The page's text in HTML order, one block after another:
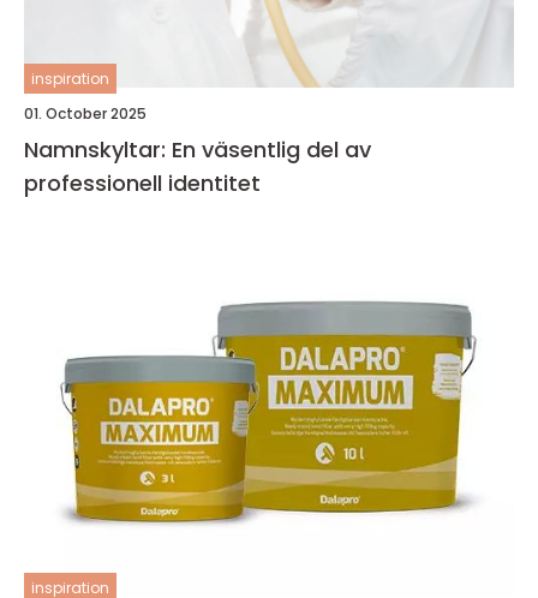
inspiration
01. October 2025
Namnskyltar: En väsentlig del av
professionell identitet
inspiration